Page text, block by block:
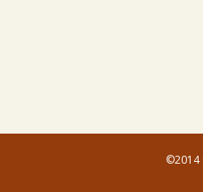
©2014